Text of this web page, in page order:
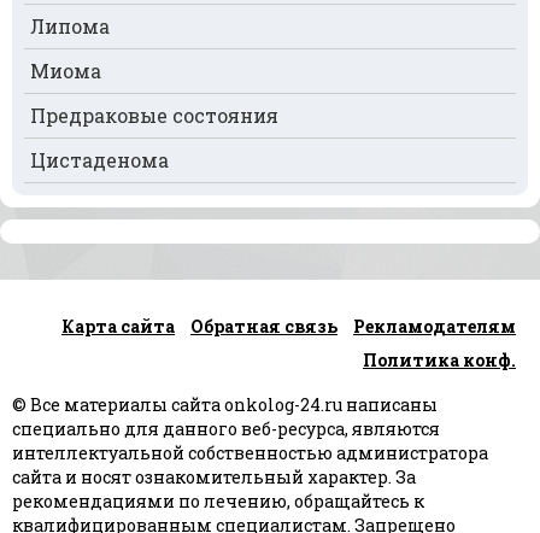
Рак почек
Рак селезёнки
Рак сердца
Рак спинного мозга
Рак шейки матки
Рак языка
Рак яичников
Плоскоклеточный рак
Липома
Миома
Предраковые состояния
Цистаденома
Карта сайта Обратная связь
Рекламодателям
Политика конф.
© Все материалы сайта onkolog-24.ru написаны
специально для данного веб-ресурса, являются
интеллектуальной собственностью администратора
сайта и носят ознакомительный характер. За
рекомендациями по лечению, обращайтесь к
квалифицированным специалистам. Запрещено